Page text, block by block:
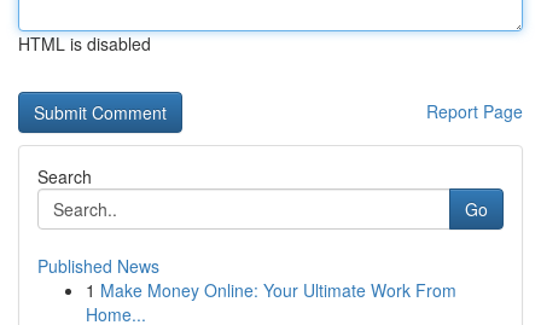
HTML is disabled
Report Page
Search
Go
Published News
1 Make Money Online: Your Ultimate Work From
Home...